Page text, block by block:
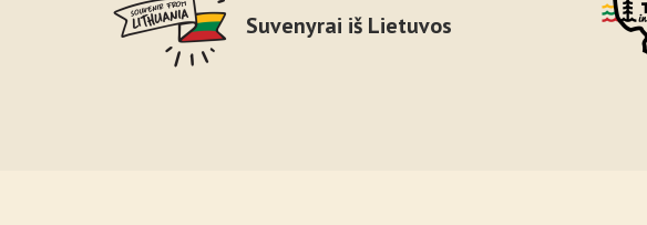
Suvenyrai iš Lietuvos